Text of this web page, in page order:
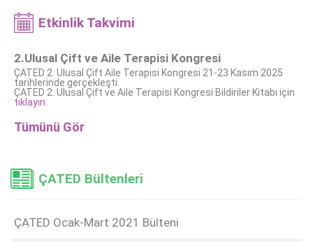
Etkinlik Takvimi
2.Ulusal Çift ve Aile Terapisi Kongresi
ÇATED 2. Ulusal Çift Aile Terapisi Kongresi 21-23 Kasım 2025
tarihlerinde gerçekleşti.
ÇATED 2. Ulusal Çift ve Aile Terapisi Kongresi Bildiriler Kitabı için
tıklayın.
Tümünü Gör
ÇATED Bültenleri
ÇATED Ocak-Mart 2021 Bülteni